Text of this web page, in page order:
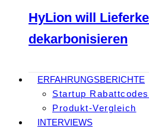
HyLion will
dekarbonisieren
ERFAHRUNGSBERICHTE
Startup
Produkt-Vergleich
INTERVIEWS